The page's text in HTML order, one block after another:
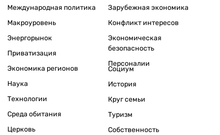
Международная политика
Макроуровень
Энергорынок
Приватизация
Экономика регионов
Зарубежная экономика
Конфликт интересов
Экономическая
безопасность
Персоналии
Наука
Технологии
Среда обитания
Церковь
Социум
История
Круг семьи
Туризм
Собственность